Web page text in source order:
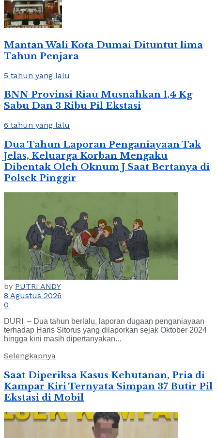
Mantan Wali Kota Dumai Dituntut lima
Tahun Penjara
5 tahun yang lalu
BNN Provinsi Riau Musnahkan 1,4 Kg
Sabu Dan 3 Ribu Pil Ekstasi
6 tahun yang lalu
Dua Tahun Laporan Penganiayaan Tak
Jelas, Keluarga Korban Mengaku
Dibentak Oleh Oknum J Saat Bertanya di
Polsek Pinggir
by PUTRI ANDY
8 Agustus 2026
0
DURI – Dua tahun berlalu, laporan dugaan penganiayaan
terhadap Haris Sitorus yang dilaporkan sejak Oktober 2024
hingga kini masih dipertanyakan...
Selengkapnya
Saat Diperiksa Kasus Kehutanan, Pria di
Kampar Kiri Ternyata Simpan 37 Butir Pil
Ekstasi di Mobil